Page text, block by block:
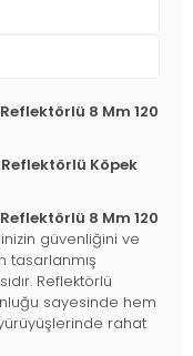
8 Mm 120
Köpek
8 Mm 120
güvenliğini ve
tasarlanmış
Reflektörlü
sayesinde hem
rahat